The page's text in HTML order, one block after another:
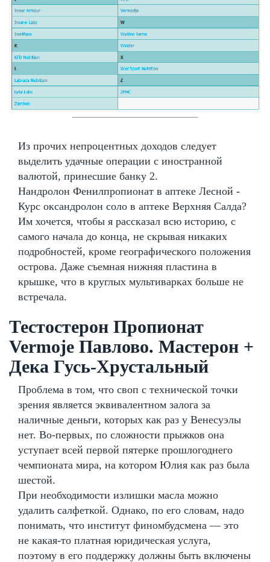
Из прочих непроцентных доходов следует
выделить удачные операции с иностранной
валютой, принесшие банку 2.
Нандролон Фенилпропионат в аптеке Лесной -
Курс оксандролон соло в аптеке Верхняя Салда?
Им хочется, чтобы я рассказал всю историю, с
самого начала до конца, не скрывая никаких
подробностей, кроме географического положения
острова. Даже съемная нижняя пластина в
крышке, что в круглых мультиварках больше не
встречала.
Тестостерон Пропионат
Vermoje Павлово. Мастерон +
Дека Гусь-Хрустальный
Проблема в том, что своп с технической точки
зрения является эквивалентном залога за
наличные деньги, которых как раз у Венесуэлы
нет. Во-первых, по сложности прыжков она
уступает всей первой пятерке прошлогоднего
чемпионата мира, на котором Юлия как раз была
шестой.
При необходимости излишки масла можно
удалить салфеткой. Однако, по его словам, надо
понимать, что институт финомбудсмена — это
не какая-то платная юридическая услуга,
поэтому в его поддержку должны быть включены